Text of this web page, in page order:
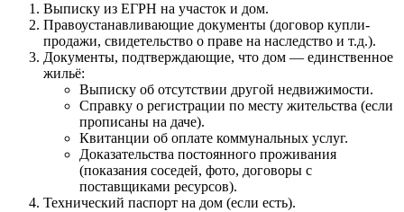
Выписку из ЕГРН на участок и дом.
Правоустанавливающие документы (договор купли-
продажи, свидетельство о праве на наследство и т.д.).
Документы, подтверждающие, что дом — единственное
жильё:
Выписку об отсутствии другой недвижимости.
Справку о регистрации по месту жительства (если
прописаны на даче).
Квитанции об оплате коммунальных услуг.
Доказательства постоянного проживания
(показания соседей, фото, договоры с
поставщиками ресурсов).
Технический паспорт на дом (если есть).